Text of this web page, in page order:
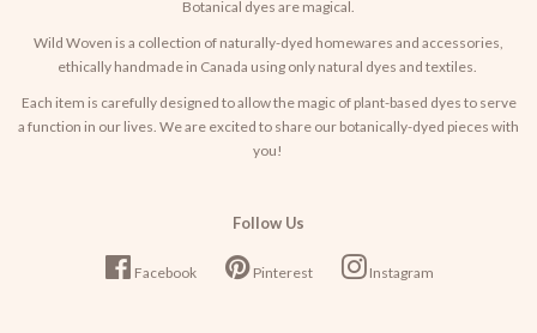
Botanical dyes are magical.
Wild Woven is a collection of naturally-dyed homewares and accessories,
ethically handmade in Canada using only natural dyes and textiles.
Each item is carefully designed to allow the magic of plant-based dyes to serve
a function in our lives. We are excited to share our botanically-dyed pieces with
you!
Follow Us
Facebook Pinterest Instagram